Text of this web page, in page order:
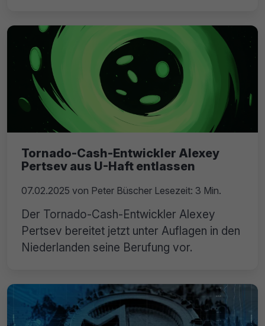
Tornado-Cash-Entwickler Alexey
Pertsev aus U-Haft entlassen
07.02.2025 von Peter Büscher Lesezeit: 3 Min.
Der Tornado-Cash-Entwickler Alexey
Pertsev bereitet jetzt unter Auflagen in den
Niederlanden seine Berufung vor.